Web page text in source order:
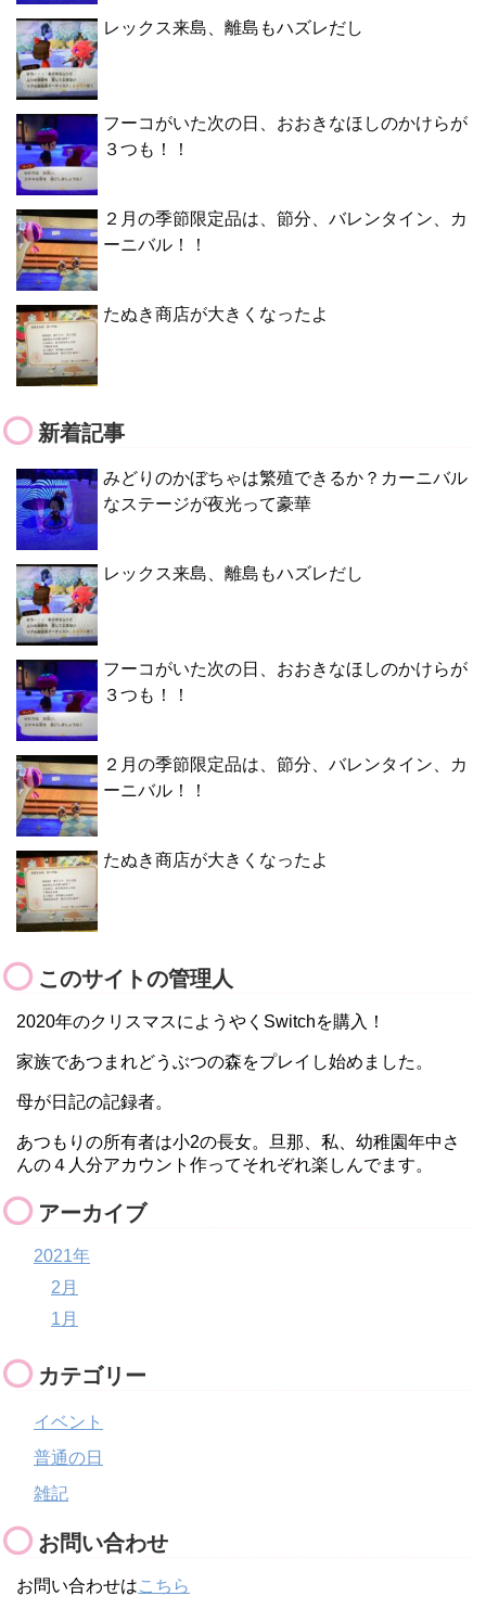
レックス来島、離島もハズレだし
フーコがいた次の日、おおきなほしのかけらが
３つも！！
２月の季節限定品は、節分、バレンタイン、カ
ーニバル！！
たぬき商店が大きくなったよ
新着記事
みどりのかぼちゃは繁殖できるか？カーニバル
なステージが夜光って豪華
レックス来島、離島もハズレだし
フーコがいた次の日、おおきなほしのかけらが
３つも！！
２月の季節限定品は、節分、バレンタイン、カ
ーニバル！！
たぬき商店が大きくなったよ
このサイトの管理人
2020年のクリスマスにようやくSwitchを購入！
家族であつまれどうぶつの森をプレイし始めました。
母が日記の記録者。
あつもりの所有者は小2の長女。旦那、私、幼稚園年中さ
んの４人分アカウント作ってそれぞれ楽しんでます。
アーカイブ
2021年
2月
1月
カテゴリー
イベント
普通の日
雑記
お問い合わせ
お問い合わせはこちら